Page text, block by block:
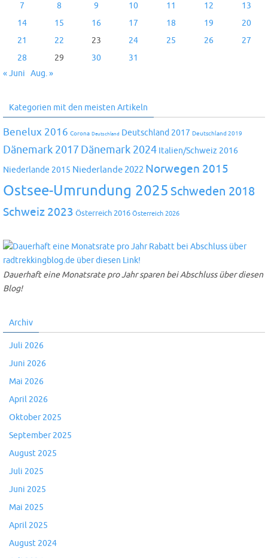
7
8 9 10 11 12
13
14
15 16 17 18 19
20
21
22 23 24 25 26
27
28
29 30
31
« Juni Aug. »
Kategorien mit den meisten Artikeln
Benelux 2016 Corona Deutschland Deutschland 2017 Deutschland 2019
Dänemark 2017 Dänemark 2024 Italien/Schweiz 2016
Niederlande 2015 Niederlande 2022 Norwegen 2015
Ostsee-Umrundung 2025 Schweden 2018
Schweiz 2023 Österreich 2016 Österreich 2026
Dauerhaft eine Monatsrate pro Jahr sparen bei Abschluss über diesen
Blog!
Archiv
Juli 2026
Juni 2026
Mai 2026
April 2026
Oktober 2025
September 2025
August 2025
Juli 2025
Juni 2025
Mai 2025
April 2025
August 2024